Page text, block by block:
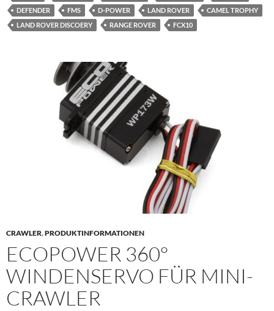
DEFENDER
FMS D-POWER LAND ROVER
CAMEL TROPHY
LAND ROVER DISCOERY
RANGE ROVER FCX10
CRAWLER,PRODUKTINFORMATIONEN
ECOPOWER 360°
WINDENSERVO FÜR MINI-
CRAWLER